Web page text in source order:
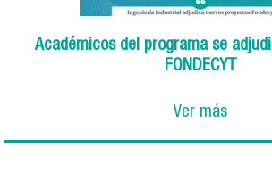
Académicos del programa se
FONDECYT
Ver más